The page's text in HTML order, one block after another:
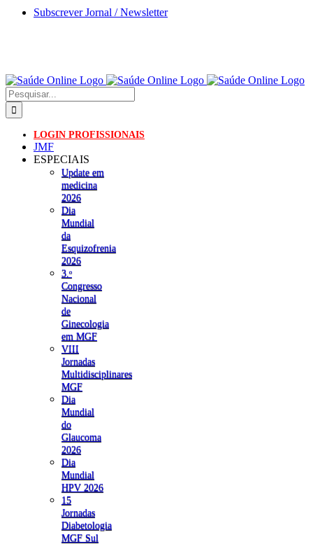
Skip
Subscrever Jornal / Newsletter
Pesquisar
LOGIN PROFISSIONAIS
JMF
ESPECIAIS
Update em
medicina
2026
Dia
Mundial
da
Esquizofrenia
2026
3.ᵒ
Congresso
Nacional
de
Ginecologia
em MGF
VIII
Jornadas
Multidisciplinares
MGF
Dia
Mundial
do
Glaucoma
2026
Dia
Mundial
HPV 2026
15
Jornadas
Diabetologia
MGF Sul